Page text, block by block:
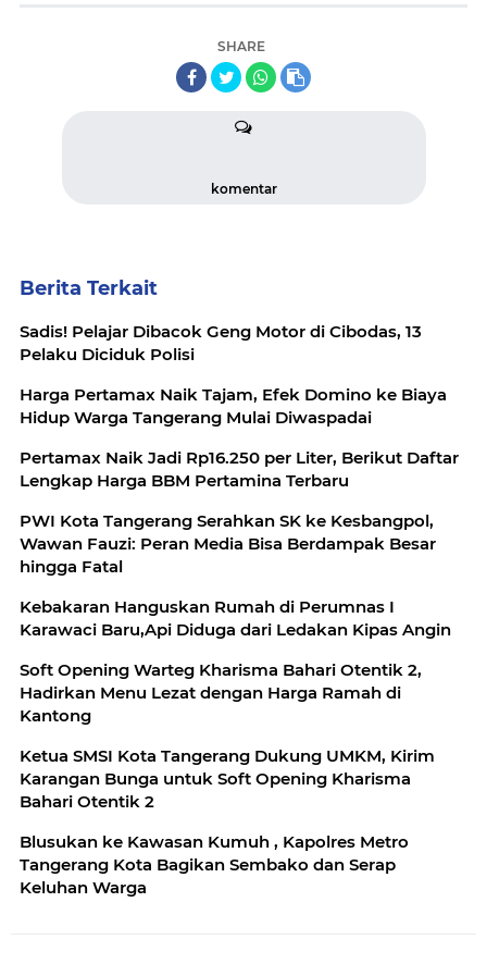
SHARE
komentar
Berita Terkait
Sadis! Pelajar Dibacok Geng Motor di Cibodas, 13
Pelaku Diciduk Polisi
Harga Pertamax Naik Tajam, Efek Domino ke Biaya
Hidup Warga Tangerang Mulai Diwaspadai
Pertamax Naik Jadi Rp16.250 per Liter, Berikut Daftar
Lengkap Harga BBM Pertamina Terbaru
PWI Kota Tangerang Serahkan SK ke Kesbangpol,
Wawan Fauzi: Peran Media Bisa Berdampak Besar
hingga Fatal
Kebakaran Hanguskan Rumah di Perumnas I
Karawaci Baru,Api Diduga dari Ledakan Kipas Angin
Soft Opening Warteg Kharisma Bahari Otentik 2,
Hadirkan Menu Lezat dengan Harga Ramah di
Kantong
Ketua SMSI Kota Tangerang Dukung UMKM, Kirim
Karangan Bunga untuk Soft Opening Kharisma
Bahari Otentik 2
Blusukan ke Kawasan Kumuh , Kapolres Metro
Tangerang Kota Bagikan Sembako dan Serap
Keluhan Warga